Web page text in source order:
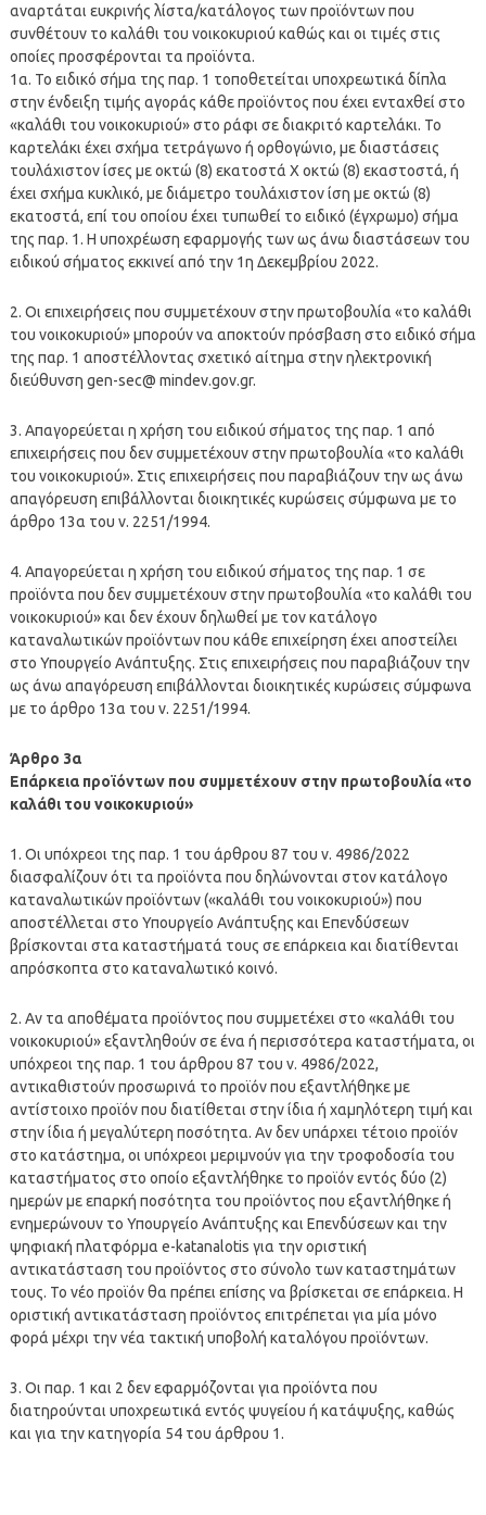
αναρτάται ευκρινής λίστα/κατάλογος των προϊόντων που
συνθέτουν το καλάθι του νοικοκυριού καθώς και οι τιμές στις
οποίες προσφέρονται τα προϊόντα.
1α. Το ειδικό σήμα της παρ. 1 τοποθετείται υποχρεωτικά δίπλα
στην ένδειξη τιμής αγοράς κάθε προϊόντος που έχει ενταχθεί στο
«καλάθι του νοικοκυριού» στο ράφι σε διακριτό καρτελάκι. Το
καρτελάκι έχει σχήμα τετράγωνο ή ορθογώνιο, με διαστάσεις
τουλάχιστον ίσες με οκτώ (8) εκατοστά Χ οκτώ (8) εκαστοστά, ή
έχει σχήμα κυκλικό, με διάμετρο τουλάχιστον ίση με οκτώ (8)
εκατοστά, επί του οποίου έχει τυπωθεί το ειδικό (έγχρωμο) σήμα
της παρ. 1. Η υποχρέωση εφαρμογής των ως άνω διαστάσεων του
ειδικού σήματος εκκινεί από την 1η Δεκεμβρίου 2022.
2. Οι επιχειρήσεις που συμμετέχουν στην πρωτοβουλία «το καλάθι
του νοικοκυριού» μπορούν να αποκτούν πρόσβαση στο ειδικό σήμα
της παρ. 1 αποστέλλοντας σχετικό αίτημα στην ηλεκτρονική
διεύθυνση gen-sec@ mindev.gov.gr.
3. Απαγορεύεται η χρήση του ειδικού σήματος της παρ. 1 από
επιχειρήσεις που δεν συμμετέχουν στην πρωτοβουλία «το καλάθι
του νοικοκυριού». Στις επιχειρήσεις που παραβιάζουν την ως άνω
απαγόρευση επιβάλλονται διοικητικές κυρώσεις σύμφωνα με το
άρθρο 13α του ν. 2251/1994.
4. Απαγορεύεται η χρήση του ειδικού σήματος της παρ. 1 σε
προϊόντα που δεν συμμετέχουν στην πρωτοβουλία «το καλάθι του
νοικοκυριού» και δεν έχουν δηλωθεί με τον κατάλογο
καταναλωτικών προϊόντων που κάθε επιχείρηση έχει αποστείλει
στο Υπουργείο Ανάπτυξης. Στις επιχειρήσεις που παραβιάζουν την
ως άνω απαγόρευση επιβάλλονται διοικητικές κυρώσεις σύμφωνα
με το άρθρο 13α του ν. 2251/1994.
Άρθρο 3α
Επάρκεια προϊόντων που συμμετέχουν στην πρωτοβουλία «το
καλάθι του νοικοκυριού»
1. Οι υπόχρεοι της παρ. 1 του άρθρου 87 του ν. 4986/2022
διασφαλίζουν ότι τα προϊόντα που δηλώνονται στον κατάλογο
καταναλωτικών προϊόντων («καλάθι του νοικοκυριού») που
αποστέλλεται στο Υπουργείο Ανάπτυξης και Επενδύσεων
βρίσκονται στα καταστήματά τους σε επάρκεια και διατίθενται
απρόσκοπτα στο καταναλωτικό κοινό.
2. Αν τα αποθέματα προϊόντος που συμμετέχει στο «καλάθι του
νοικοκυριού» εξαντληθούν σε ένα ή περισσότερα καταστήματα, οι
υπόχρεοι της παρ. 1 του άρθρου 87 του ν. 4986/2022,
αντικαθιστούν προσωρινά το προϊόν που εξαντλήθηκε με
αντίστοιχο προϊόν που διατίθεται στην ίδια ή χαμηλότερη τιμή και
στην ίδια ή μεγαλύτερη ποσότητα. Αν δεν υπάρχει τέτοιο προϊόν
στο κατάστημα, οι υπόχρεοι μεριμνούν για την τροφοδοσία του
καταστήματος στο οποίο εξαντλήθηκε το προϊόν εντός δύο (2)
ημερών με επαρκή ποσότητα του προϊόντος που εξαντλήθηκε ή
ενημερώνουν το Υπουργείο Ανάπτυξης και Επενδύσεων και την
ψηφιακή πλατφόρμα e-katanalotis για την οριστική
αντικατάσταση του προϊόντος στο σύνολο των καταστημάτων
τους. Το νέο προϊόν θα πρέπει επίσης να βρίσκεται σε επάρκεια. Η
οριστική αντικατάσταση προϊόντος επιτρέπεται για μία μόνο
φορά μέχρι την νέα τακτική υποβολή καταλόγου προϊόντων.
3. Οι παρ. 1 και 2 δεν εφαρμόζονται για προϊόντα που
διατηρούνται υποχρεωτικά εντός ψυγείου ή κατάψυξης, καθώς
και για την κατηγορία 54 του άρθρου 1.